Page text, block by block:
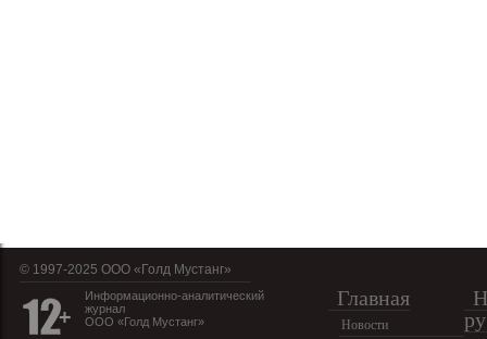
© 1997-2025 OOO «Голд Мустанг»
Информационно-аналитический
журнал
ООО «Голд Мустанг»
Главная
Новости